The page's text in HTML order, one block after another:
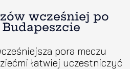
wcześniej po
pora meczu
łatwiej uczestniczyć